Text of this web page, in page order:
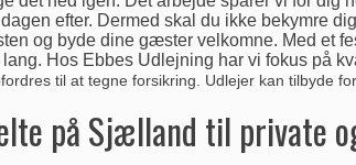
efter. Dermed skal du ikke bekymre
og byde dine gæster velkomne. Med et
Hos Ebbes Udlejning har vi fokus på
til at tegne forsikring. Udlejer kan tilbyde
på Sjælland til private